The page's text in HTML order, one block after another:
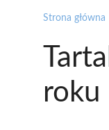
Strona główna
roku